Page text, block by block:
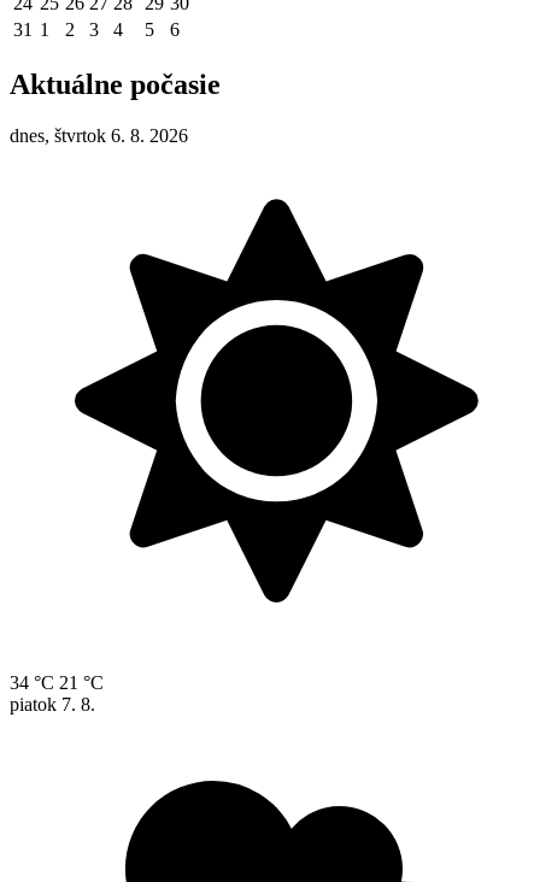
31 1 2 3 4 5 6
Aktuálne počasie
dnes, štvrtok 6. 8. 2026
34 °C 21 °C
piatok 7. 8.